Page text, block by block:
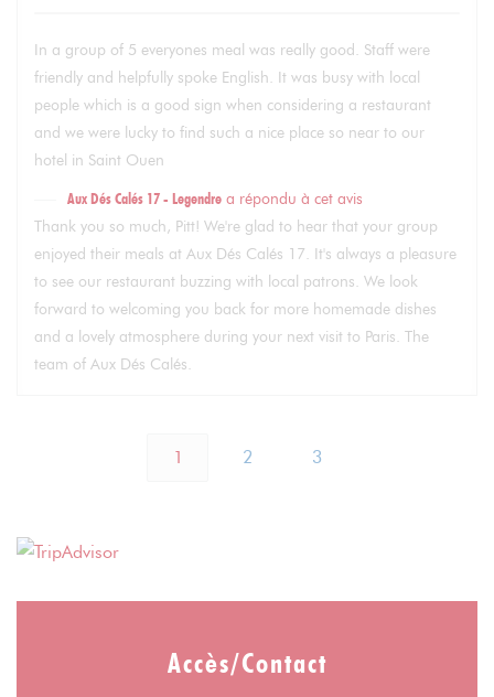
In a group of 5 everyones meal was really good. Staff were
friendly and helpfully spoke English. It was busy with local
people which is a good sign when considering a restaurant
and we were lucky to find such a nice place so near to our
hotel in Saint Ouen
Aux Dés Calés 17 - Legendre a répondu à cet avis
Thank you so much, Pitt! We're glad to hear that your group
enjoyed their meals at Aux Dés Calés 17. It's always a pleasure
to see our restaurant buzzing with local patrons. We look
forward to welcoming you back for more homemade dishes
and a lovely atmosphere during your next visit to Paris. The
team of Aux Dés Calés.
1 2 3
Accès/Contact